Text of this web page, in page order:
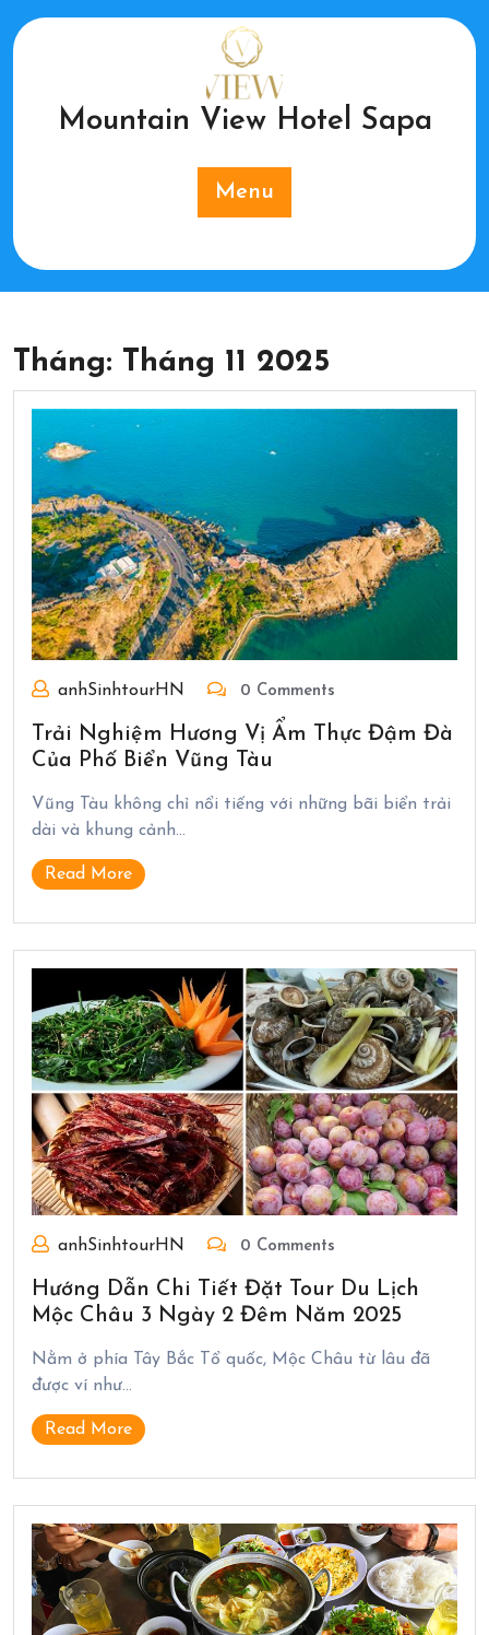
to
Mountain View Hotel Sapa
Menu
Tháng: Tháng 11 2025
anhSinhtourHN 0 Comments
Trải Nghiệm Hương Vị Ẩm Thực Đậm Đà
Của Phố Biển Vũng Tàu
Vũng Tàu không chỉ nổi tiếng với những bãi biển trải
dài và khung cảnh…
Read More
anhSinhtourHN 0 Comments
Hướng Dẫn Chi Tiết Đặt Tour Du Lịch
Mộc Châu 3 Ngày 2 Đêm Năm 2025
Nằm ở phía Tây Bắc Tổ quốc, Mộc Châu từ lâu đã
được ví như…
Read More